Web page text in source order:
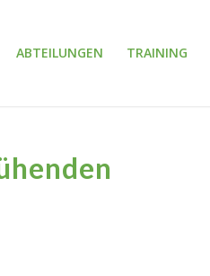
ABTEILUNGEN TRAINING